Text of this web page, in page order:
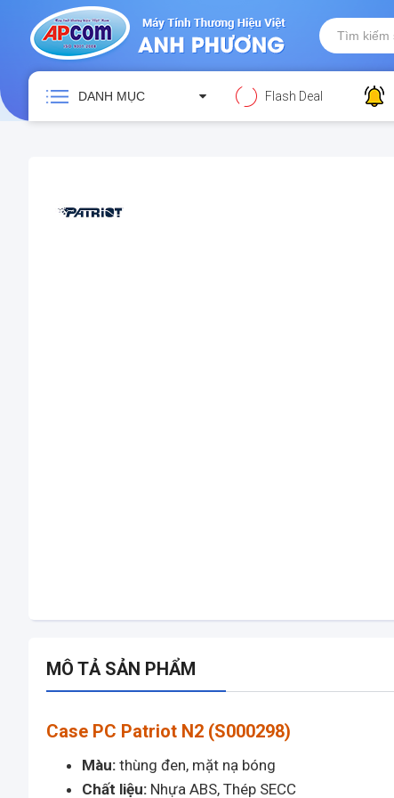
DANH MỤC Flash Deal
MÔ TẢ SẢN PHẨM
Case PC Patriot N2 (S000298)
Màu: thùng đen, mặt nạ bóng
Chất liệu: Nhựa ABS, Thép SECC